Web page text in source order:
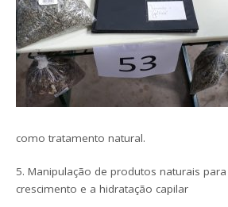
como tratamento natural.
5. Manipulação de produtos naturais
crescimento e a hidratação capilar